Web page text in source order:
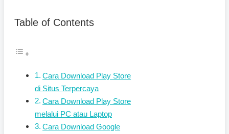
Table of Contents
Cara Download Play Store
di Situs Terpercaya
Cara Download Play Store
melalui PC atau Laptop
Cara Download Google